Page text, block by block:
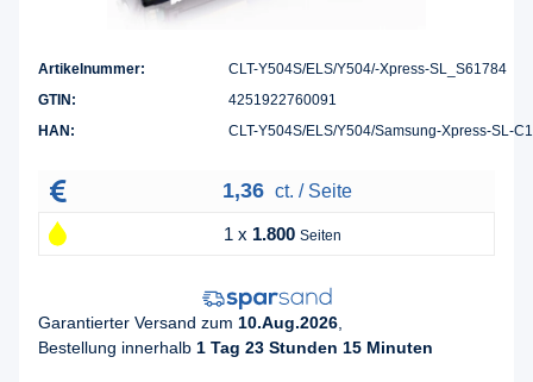
Artikelnummer:
CLT-Y504S/ELS/Y504/-Xpress-SL_S61784
GTIN:
4251922760091
HAN:
CLT-Y504S/ELS/Y504/Samsung-Xpress-SL-
1,36 ct. / Seite
1 x 1.800 Seiten
Garantierter Versand zum 10.Aug.2026
Bestellung innerhalb 1 Tag 23 Stunden 15 Minuten